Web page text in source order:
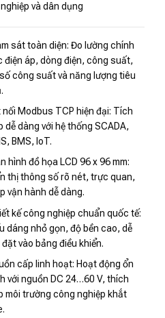
và dân dụng
sát toàn diện: Đo lường chính
điện áp, dòng điện, công suất,
công suất và năng lượng tiêu
nối Modbus TCP hiện đại: Tích
dễ dàng với hệ thống SCADA,
BMS, IoT.
hình đồ họa LCD 96 x 96 mm:
thị thông số rõ nét, trực quan,
vận hành dễ dàng.
kế công nghiệp chuẩn quốc tế:
dáng nhỏ gọn, độ bền cao, dễ
đặt vào bảng điều khiển.
cấp linh hoạt: Hoạt động ổn
với nguồn DC 24…60 V, thích
môi trường công nghiệp khắt